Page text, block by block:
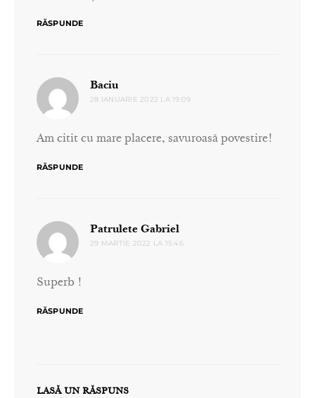
RĂSPUNDE
Baciu
28 IANUARIE 2022 LA 19:09
Am citit cu mare placere, savuroasă povestire!
RĂSPUNDE
Patrulete Gabriel
29 MARTIE 2022 LA 15:46
Superb !
RĂSPUNDE
LASĂ UN RĂSPUNS